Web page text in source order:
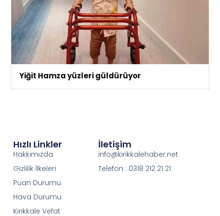
Yiğit Hamza yüzleri güldürüyor
Hızlı Linkler
Hakkımızda
Gizlilik İlkeleri
Puan Durumu
Hava Durumu
Kırıkkale Vefat
İletişim
info@kirikkalehaber.net
Telefon : 0318 212 21 21